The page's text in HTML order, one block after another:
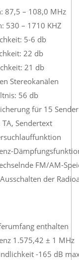
87,5 – 108,0 MHz
530 – 1710 KHZ
5-6 db
22 db
21 db
Stereokanälen
56 db
für 15 Sender
TA, Sendertext
FM/AM-
der
enthalten
1.575,42 ± 1 MHz
-165 dB